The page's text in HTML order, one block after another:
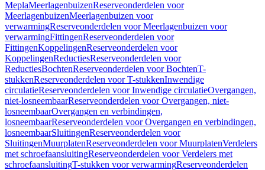
MeplaMeerlagenbuizenReserveonderdelen voor
MeerlagenbuizenMeerlagenbuizen voor
verwarmingReserveonderdelen voor Meerlagenbuizen voor
verwarmingFittingenReserveonderdelen voor
FittingenKoppelingenReserveonderdelen voor
KoppelingenReductiesReserveonderdelen voor
ReductiesBochtenReserveonderdelen voor BochtenT-
stukkenReserveonderdelen voor T-stukkenInwendige
circulatieReserveonderdelen voor Inwendige circulatieOvergangen,
niet-losneembaarReserveonderdelen voor Overgangen, niet-
losneembaarOvergangen en verbindingen,
losneembaarReserveonderdelen voor Overgangen en verbindingen,
losneembaarSluitingenReserveonderdelen voor
SluitingenMuurplatenReserveonderdelen voor MuurplatenVerdelers
met schroefaansluitingReserveonderdelen voor Verdelers met
schroefaansluitingT-stukken voor verwarmingReserveonderdelen